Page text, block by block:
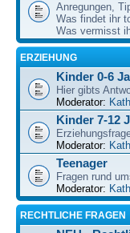
Anregungen,
Was findet ihr
Was vermisst
ERZIEHUNG
Kinder 0-6
Hier gibts
Moderator:
Kinder 7-12
Moderator:
Teenager
Fragen rund
Moderator:
RECHTLICHE FRAGEN